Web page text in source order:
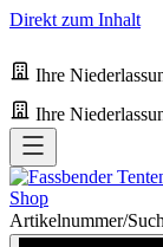
Direkt zum Inhalt
Ihre
Ihre
Artikelnummer/